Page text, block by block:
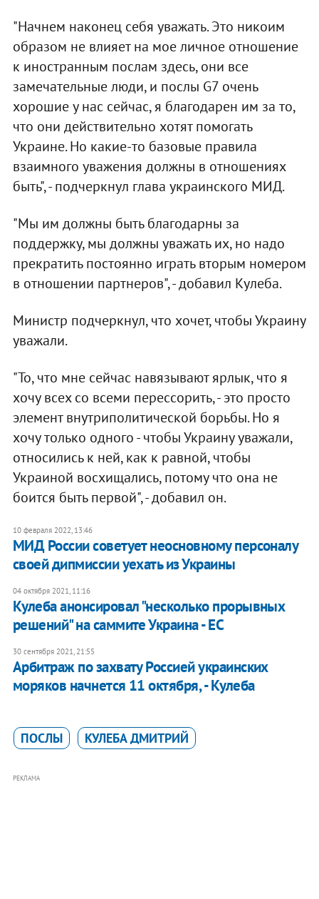
"Начнем наконец себя уважать. Это никоим
образом не влияет на мое личное отношение
к иностранным послам здесь, они все
замечательные люди, и послы G7 очень
хорошие у нас сейчас, я благодарен им за то,
что они действительно хотят помогать
Украине. Но какие-то базовые правила
взаимного уважения должны в отношениях
быть", - подчеркнул глава украинского МИД.
"Мы им должны быть благодарны за
поддержку, мы должны уважать их, но надо
прекратить постоянно играть вторым номером
в отношении партнеров", - добавил Кулеба.
Министр подчеркнул, что хочет, чтобы Украину
уважали.
"То, что мне сейчас навязывают ярлык, что я
хочу всех со всеми перессорить, - это просто
элемент внутриполитической борьбы. Но я
хочу только одного - чтобы Украину уважали,
относились к ней, как к равной, чтобы
Украиной восхищались, потому что она не
боится быть первой", - добавил он.
10 февраля 2022, 13:46
​МИД России советует неосновному персоналу
своей дипмиссии уехать из Украины
04 октября 2021, 11:16
Кулеба анонсировал "несколько прорывных
решений" на саммите Украина - ЕС
30 сентября 2021, 21:55
Арбитраж по захвату Россией украинских
моряков начнется 11 октября, - Кулеба
ПОСЛЫ КУЛЕБА ДМИТРИЙ
РЕКЛАМА